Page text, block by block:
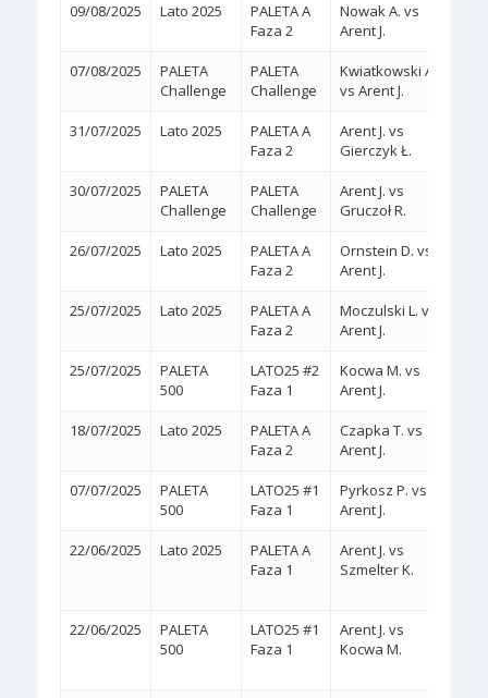
09/08/2025 Lato 2025
PALETA A
Faza 2
Nowak A. vs
Arent J.
07/08/2025
PALETA
Challenge
PALETA
Challenge
Kwiatkowski A.
vs Arent J.
31/07/2025 Lato 2025
PALETA A
Faza 2
Arent J. vs
Gierczyk Ł.
30/07/2025
PALETA
Challenge
PALETA
Challenge
Arent J. vs
Gruczoł R.
26/07/2025 Lato 2025
PALETA A
Faza 2
Ornstein D. vs
Arent J.
25/07/2025 Lato 2025
PALETA A
Faza 2
Moczulski L. vs
Arent J.
25/07/2025
PALETA
500
LATO25 #2
Faza 1
Kocwa M. vs
Arent J.
18/07/2025 Lato 2025
PALETA A
Faza 2
Czapka T. vs
Arent J.
07/07/2025
PALETA
500
LATO25 #1
Faza 1
Pyrkosz P. vs
Arent J.
22/06/2025 Lato 2025
PALETA A
Faza 1
Arent J. vs
Szmelter K.
22/06/2025
PALETA
500
LATO25 #1
Faza 1
Arent J. vs
Kocwa M.